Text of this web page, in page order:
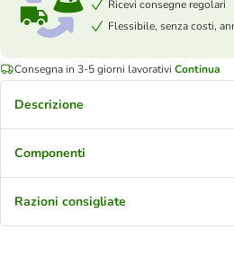
Ricevi consegne regolari
Flessibile, senza costi,
Consegna in 3-5 giorni lavorativi Continua
Descrizione
Componenti
Razioni consigliate